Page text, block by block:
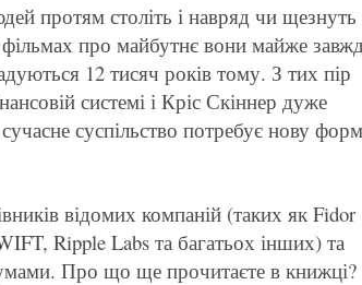
протям століть і навряд чи щезнуть
про майбутнє вони майже
12 тисяч років тому. З тих пір
системі і Кріс Скіннер дуже
суспільство потребує нову
відомих компаній (таких як Fidor
Ripple Labs та багатьох інших) та
Про що ще прочитаєте в книжці?